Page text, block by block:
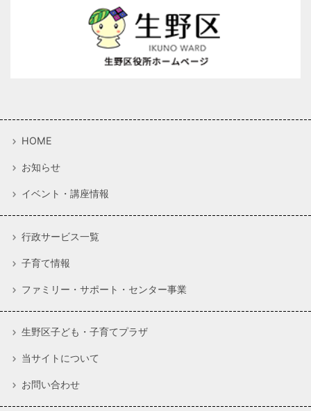
HOME
お知らせ
イベント・講座情報
行政サービス一覧
子育て情報
ファミリー・サポート・センター事業
生野区子ども・子育てプラザ
当サイトについて
お問い合わせ